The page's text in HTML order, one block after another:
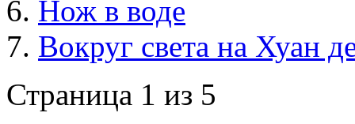
Нож в воде
Вокруг света на Хуан
Страница 1 из 5